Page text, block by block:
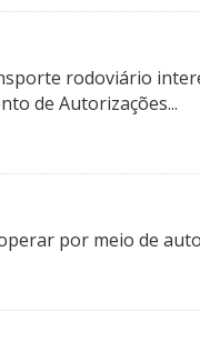
rodoviário
de Autorizações...
por meio de